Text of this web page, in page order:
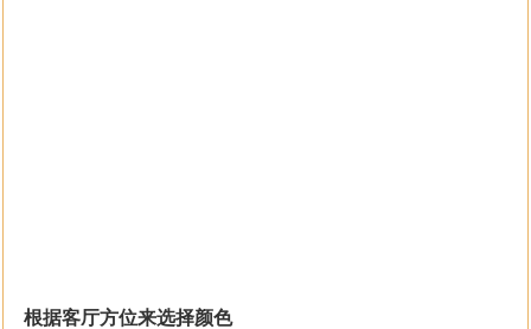
根据客厅方位来选择颜色